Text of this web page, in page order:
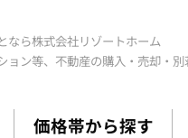
なら株式会社リゾートホーム
価格帯から探す
ョン等、不動産の購入・売却・別